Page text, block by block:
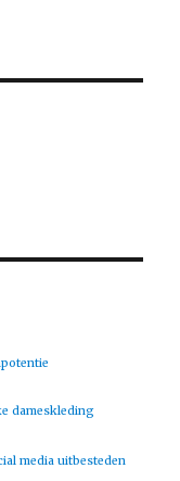
dameskleding
media uitbesteden